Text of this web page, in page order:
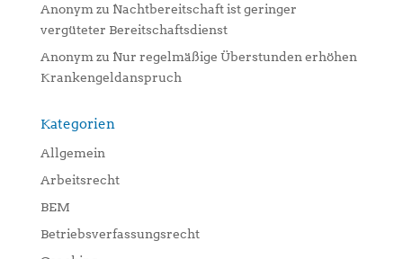
Anonymzu Nachtbereitschaft ist geringer
vergüteter Bereitschaftsdienst
Anonymzu Nur regelmäßige Überstunden erhöhen
Krankengeldanspruch
Kategorien
Allgemein
Arbeitsrecht
BEM
Betriebsverfassungsrecht